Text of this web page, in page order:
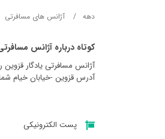
دهه آژانس های مسافرتی
کوتاه درباره آژانس
آژانس مسافرتی يادگار
آدرس قزوین -خیابان خیام شمالی
پست الکترونیکی